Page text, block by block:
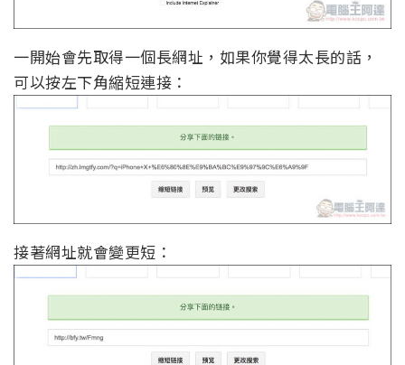
一開始會先取得一個長網址，如果你覺得太長的話，
可以按左下角縮短連接：
接著網址就會變更短：